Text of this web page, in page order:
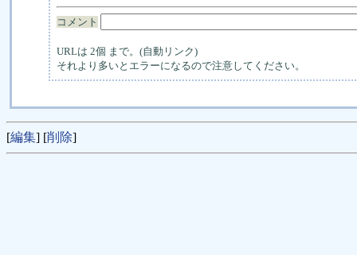
コメント
URLは 2個 まで。(自動リンク)
それより多いとエラーになるので注意してください。
[編集] [削除]